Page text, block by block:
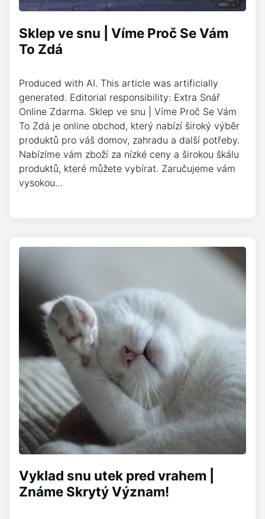
Sklep ve snu | Víme Proč Se Vám
To Zdá
Produced with AI. This article was artificially
generated. Editorial responsibility: Extra Snář
Online Zdarma. Sklep ve snu | Víme Proč Se Vám
To Zdá je online obchod, který nabízí široký výběr
produktů pro váš domov, zahradu a další potřeby.
Nabízíme vám zboží za nízké ceny a širokou škálu
produktů, které můžete vybírat. Zaručujeme vám
vysokou…
Vyklad snu utek pred vrahem |
Známe Skrytý Význam!